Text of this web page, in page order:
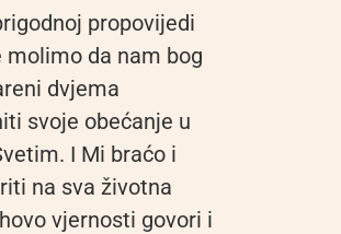
propovijedi
da nam bog
dvjema
svoje obećanje u
I Mi braćo i
na sva životna
vjernosti govori i